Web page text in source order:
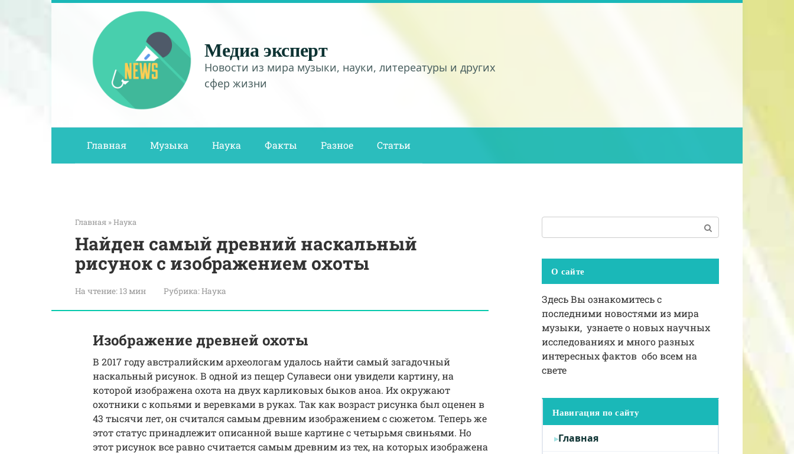
Медиа эксперт
Новости из мира музыки, науки, литереатуры и других
сфер жизни
Главная Музыка Наука Факты Разное Статьи
Главная »Наука
Найден самый древний наскальный
рисунок с изображением охоты
На чтение: 13 мин Рубрика:Наука
Изображение древней охоты
В 2017 году австралийским археологам удалось найти самый загадочный
наскальный рисунок. В одной из пещер Сулавеси они увидели картину, на
которой изображена охота на двух карликовых быков аноа. Их окружают
охотники с копьями и веревками в руках. Так как возраст рисунка был оценен в
43 тысячи лет, он считался самым древним изображением с сюжетом. Теперь же
этот статус принадлежит описанной выше картине с четырьмя свиньями. Но
этот рисунок все равно считается самым древним из тех, на которых изображена
О сайте
Здесь Вы ознакомитесь с
последними новостями из мира
музыки, узнаете о новых научных
исследованиях и много разных
интересных фактов обо всем на
свете
Навигация по сайту
Главная